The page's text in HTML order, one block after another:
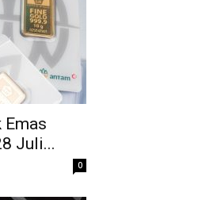
Emas
Juli...
0